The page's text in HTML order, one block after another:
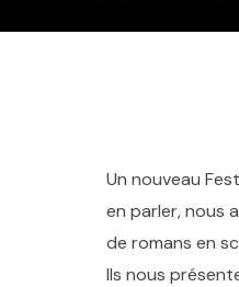
Un nouveau
en parler, nous
de romans en
Ils nous